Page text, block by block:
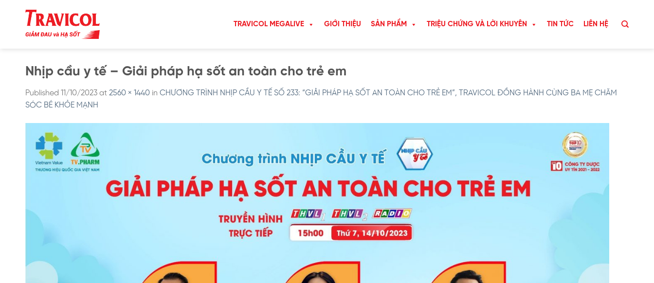
TRAVICOL MEGALIVE GIỚI THIỆU SẢN PHẨM TRIỆU CHỨNG VÀ LỜI KHUYÊN TIN TỨC LIÊN HỆ
Nhịp cầu y tế – Giải pháp hạ sốt an toàn cho trẻ em
Published 11/10/2023 at 2560 × 1440 in CHƯƠNG TRÌNH NHỊP CẦU Y TẾ SỐ 233: “GIẢI PHÁP HẠ SỐT AN TOÀN CHO TRẺ EM”, TRAVICOL ĐỒNG HÀNH CÙNG BA MẸ CHĂM
SÓC BÉ KHỎE MẠNH